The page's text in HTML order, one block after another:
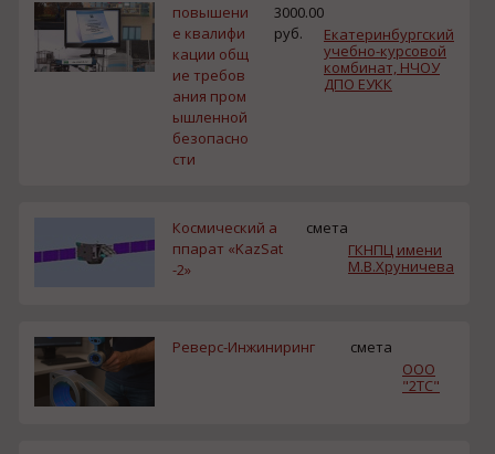
повышени
е квалифи
кации общ
ие требов
ания пром
ышленной
безопасно
сти
3000.00
руб.
Екатеринбургский
учебно-курсовой
комбинат, НЧОУ
ДПО ЕУКК
Космический а
ппарат «KazSat
-2»
смета
ГКНПЦ имени
М.В.Хруничева
Реверс-Инжиниринг
смета
ООО
"2ТС"